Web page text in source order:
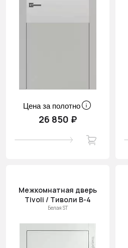
Цена за полотно
26 850 ₽
Межкомнатная дверь
Tivoli / Тиволи В-4
Белая ST